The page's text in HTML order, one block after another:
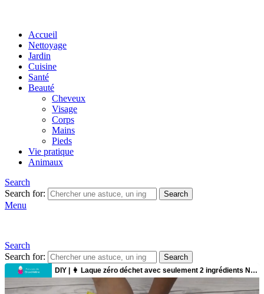
Accueil
Nettoyage
Jardin
Cuisine
Santé
Beauté
Cheveux
Visage
Corps
Mains
Pieds
Vie pratique
Animaux
Search
Search for:
Search
Menu
Search
Search for:
Search